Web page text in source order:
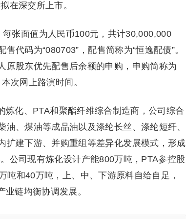
在深交所上市。
张面值为人民币100元，共计30,000,000
代码为“080703”，配售简称为“恒逸配债”。
原股东优先配售后余额的申购，申购简称为
次网上路演时间。
化、PTA和聚酯纤维综合制造商，公司综合
、煤油等成品油以及涤纶长丝、涤纶短纤、
扩建下游、并购重组等差异化发展模式，形成
公司现有炼化设计产能800万吨，PTA参控股
和40万吨，上、中、下游原料自给自足，
链均衡协调发展。